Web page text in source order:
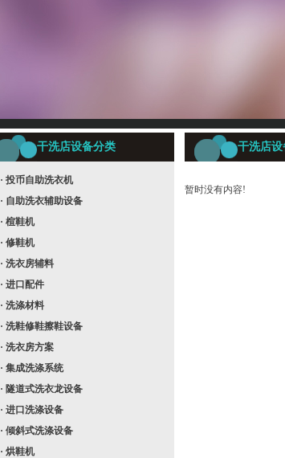
干洗店设备分类
· 投币自助洗衣机
· 自助洗衣辅助设备
· 楦鞋机
· 修鞋机
· 洗衣房辅料
· 进口配件
· 洗涤材料
· 洗鞋修鞋擦鞋设备
· 洗衣房方案
· 集成洗涤系统
· 隧道式洗衣龙设备
· 进口洗涤设备
· 倾斜式洗涤设备
· 烘鞋机
干洗店设
暂时没有内容!